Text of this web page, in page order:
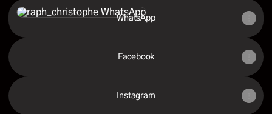
WhatsApp
WhatsApp
Facebook
Instagram